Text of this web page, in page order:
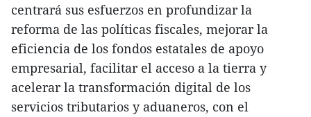
centrará sus esfuerzos en profundizar la
reforma de las políticas fiscales, mejorar la
eficiencia de los fondos estatales de apoyo
empresarial, facilitar el acceso a la tierra y
acelerar la transformación digital de los
servicios tributarios y aduaneros, con el